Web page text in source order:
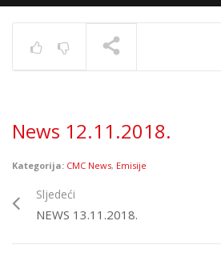
News 12.11.2018.
Kategorija: CMC News, Emisije
Sljedeći
NEWS 13.11.2018.